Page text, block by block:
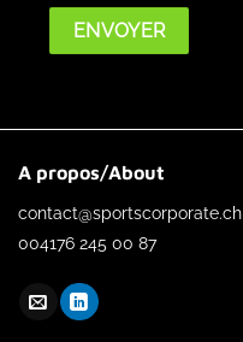
A propos/About
contact@sportscorporate.ch
004176 245 00 87